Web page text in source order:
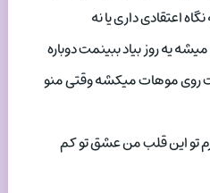
اعتقادی داری یا نه
یه روز بیاد ببینمت دوباره
روی موهات میکشه وقتی منو
تو این قلب من عشق تو کم